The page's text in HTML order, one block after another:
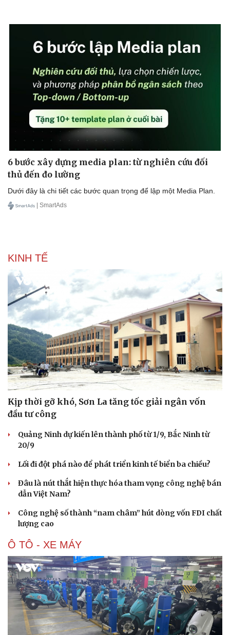
Sân khấu - Điện ảnh
Văn học
Di sản
Nghệ sĩ
6 bước xây dựng media plan: từ nghiên cứu đối
thủ đến đo lường
Dưới đây là chi tiết các bước quan trọng để lập một Media Plan.
| SmartAds
KINH TẾ
Kịp thời gỡ khó, Sơn La tăng tốc giải ngân vốn
đầu tư công
Quảng Ninh dự kiến lên thành phố từ 1/9, Bắc Ninh từ
20/9
Lối đi đột phá nào để phát triển kinh tế biển ba chiều?
Đâu là nút thắt hiện thực hóa tham vọng công nghệ bán
dẫn Việt Nam?
Công nghệ số thành “nam châm” hút dòng vốn FDI chất
lượng cao
Ô TÔ - XE MÁY